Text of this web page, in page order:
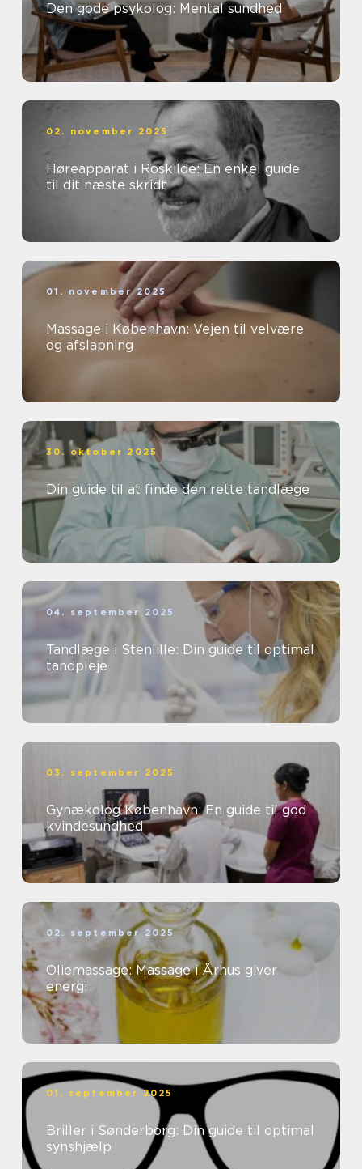
Den gode psykolog: Mental sundhed
02. november 2025
Høreapparat i Roskilde: En enkel guide
til dit næste skridt
01. november 2025
Massage i København: Vejen til velvære
og afslapning
30. oktober 2025
Din guide til at finde den rette tandlæge
04. september 2025
Tandlæge i Stenlille: Din guide til optimal
tandpleje
03. september 2025
Gynækolog København: En guide til god
kvindesundhed
02. september 2025
Oliemassage: Massage i Århus giver
energi
01. september 2025
Briller i Sønderborg: Din guide til optimal
synshjælp